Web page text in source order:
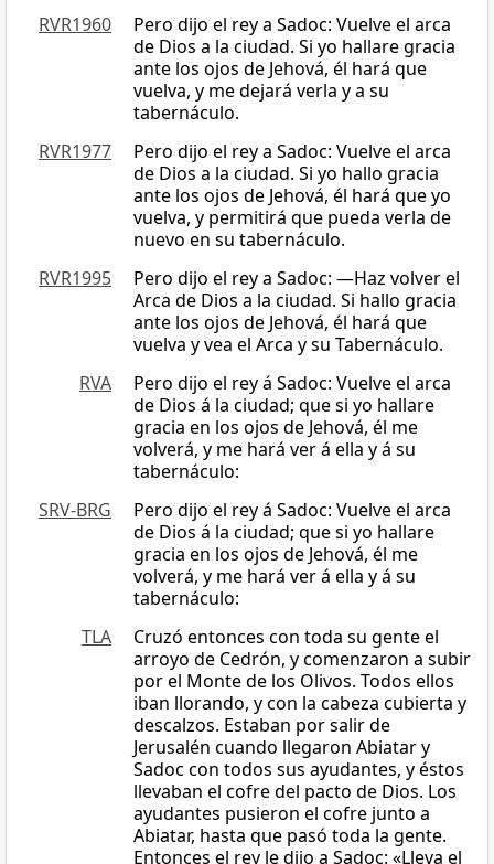
RVR1960
Pero dijo el rey a Sadoc: Vuelve el arca
de Dios a la ciudad. Si yo hallare gracia
ante los ojos de Jehová, él hará que
vuelva, y me dejará verla y a su
tabernáculo.
RVR1977
Pero dijo el rey a Sadoc: Vuelve el arca
de Dios a la ciudad. Si yo hallo gracia
ante los ojos de Jehová, él hará que yo
vuelva, y permitirá que pueda verla de
nuevo en su tabernáculo.
RVR1995
Pero dijo el rey a Sadoc: —Haz volver el
Arca de Dios a la ciudad. Si hallo gracia
ante los ojos de Jehová, él hará que
vuelva y vea el Arca y su Tabernáculo.
RVA
Pero dijo el rey á Sadoc: Vuelve el arca
de Dios á la ciudad; que si yo hallare
gracia en los ojos de Jehová, él me
volverá, y me hará ver á ella y á su
tabernáculo:
SRV-BRG
Pero dijo el rey á Sadoc: Vuelve el arca
de Dios á la ciudad; que si yo hallare
gracia en los ojos de Jehová, él me
volverá, y me hará ver á ella y á su
tabernáculo:
TLA
Cruzó entonces con toda su gente el
arroyo de Cedrón, y comenzaron a subir
por el Monte de los Olivos. Todos ellos
iban llorando, y con la cabeza cubierta y
descalzos. Estaban por salir de
Jerusalén cuando llegaron Abiatar y
Sadoc con todos sus ayudantes, y éstos
llevaban el cofre del pacto de Dios. Los
ayudantes pusieron el cofre junto a
Abiatar, hasta que pasó toda la gente.
Entonces el rey le dijo a Sadoc: «Lleva el